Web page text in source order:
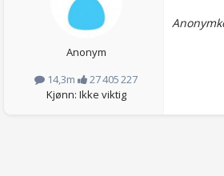
Anonym
14,3m
27 405 227
Kjønn: Ikke viktig